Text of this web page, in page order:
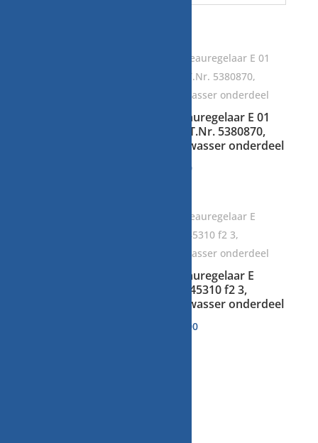
niveauregelaar E 01
058, T.Nr. 5380870,
vaatwasser onderdeel
7,50
niveauregelaar E
646145310 f2 3,
vaatwasser onderdeel
10,00